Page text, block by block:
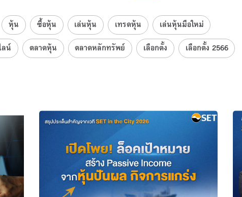
หุ้น ซื้อหุ้น เล่นหุ้น เทรดหุ้น
เล่นหุ้นมือใหม่
น์ ตลาดหุ้น ตลาดหลักทรัพย์ เลือกตั้ง เลือกตั้ง 2566